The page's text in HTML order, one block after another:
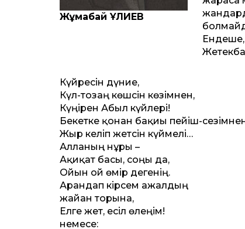
Жұмабай ҚҰЛИЕВ
Ендеше,
Күйресін дүние,
Күл-тозаң көшсін көзімнен,
Күңірен Абыл күйлері!
Бекетке қонған бақиғы пейіш-
Жыр келіп жетсін күймелі…
Алланың нұры –
Ақиқат басы, соңы да,
Ойын ғой өмір дегенің.
Арандап кірсем ажалдың
жайған торына,
Елге жет, есіл өлеңім!
немесе: